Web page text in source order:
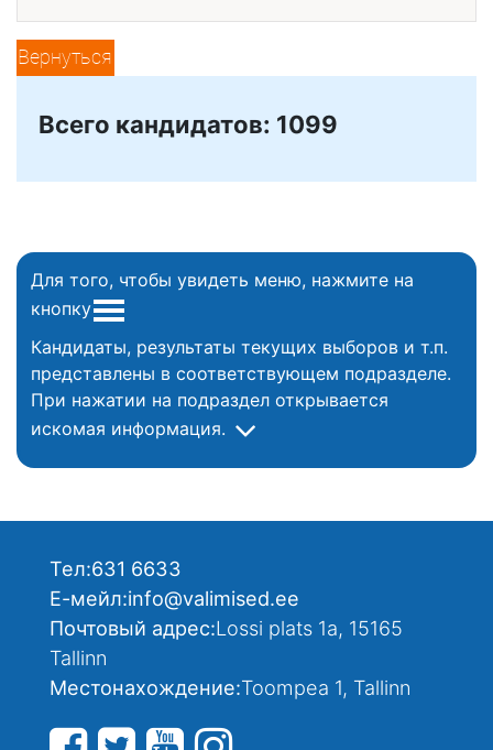
Вернуться
Всего кандидатов: 1099
Для того, чтобы увидеть меню, нажмите на
кнопку
Кандидаты, результаты текущих выборов и т.п.
представлены в соответствующем подразделе.
При нажатии на подраздел открывается
искомая информация.
Тел:631 6633
Е-мейл:info@valimised.ee
Почтовый адрес:Lossi plats 1a, 15165
Tallinn
Местонахождение:Toompea 1, Tallinn